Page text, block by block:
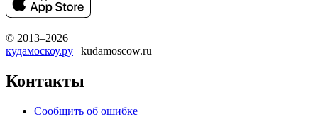
© 2013–2026
кудамоскоу.ру | kudamoscow.ru
Контакты
Сообщить об ошибке